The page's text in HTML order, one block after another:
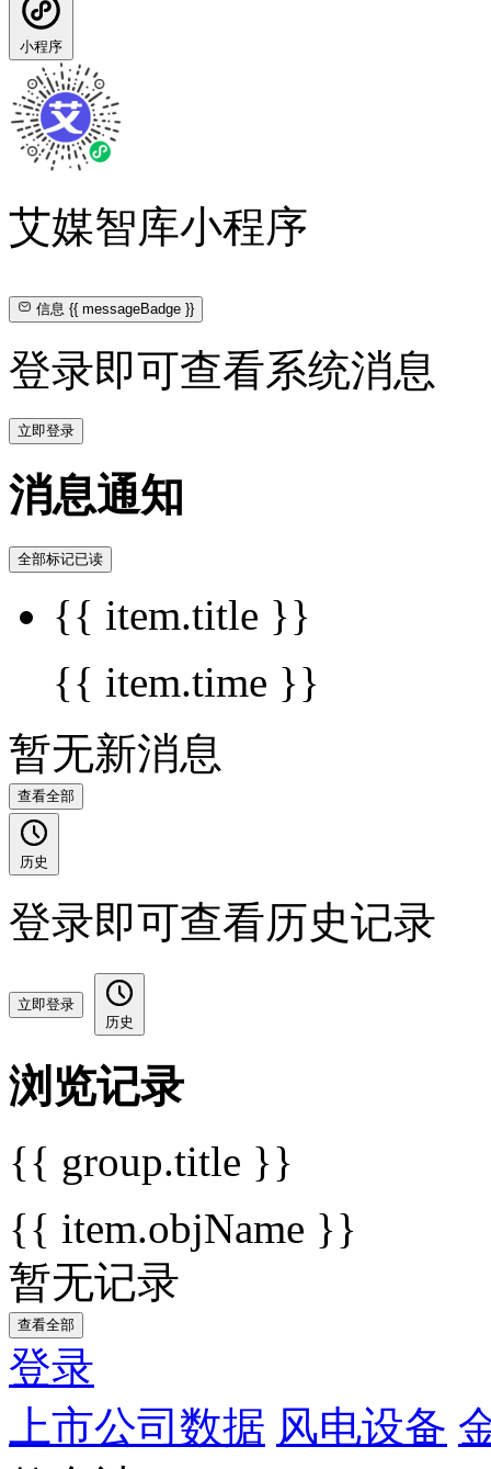
小程序
艾媒智库小程序
信息{{ messageBadge }}
登录即可查看系统消息
立即登录
消息通知
全部标记已读
{{ item.title }}
{{ item.time }}
暂无新消息
查看全部
历史
登录即可查看历史记录
立即登录
历史
浏览记录
{{ group.title }}
{{ item.objName }}
暂无记录
查看全部
登录
上市公司数据 风电设备